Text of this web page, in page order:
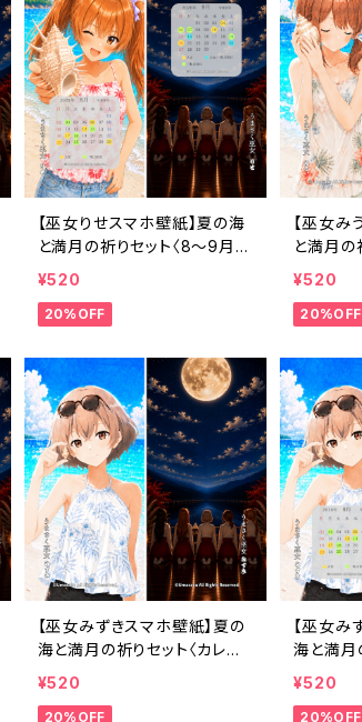
【巫女りせスマホ壁紙】夏の海
と満月の祈りセット〈8〜9月カ
レンダー・1ヶ月利用コード付
¥520
20%OFF
【巫女み
と満月の
ーなし・1
¥520
20%OFF
【巫女みずきスマホ壁紙】夏の
海と満月の祈りセット〈カレン
ダーなし・1ヶ月利用コード付
¥520
20%OFF
【巫女み
海と満月
カレンダ
¥520
20%OFF